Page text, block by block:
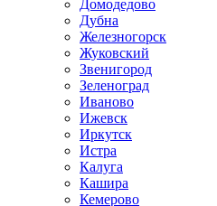
Домодедово
Дубна
Железногорск
Жуковский
Звенигород
Зеленоград
Иваново
Ижевск
Иркутск
Истра
Калуга
Кашира
Кемерово